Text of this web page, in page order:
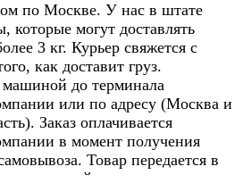
по Москве. У нас в штате
которые могут доставлять
3 кг. Курьер свяжется с
как доставит груз.
до терминала
или по адресу (Москва и
Заказ оплачивается
в момент получения
Товар передается в